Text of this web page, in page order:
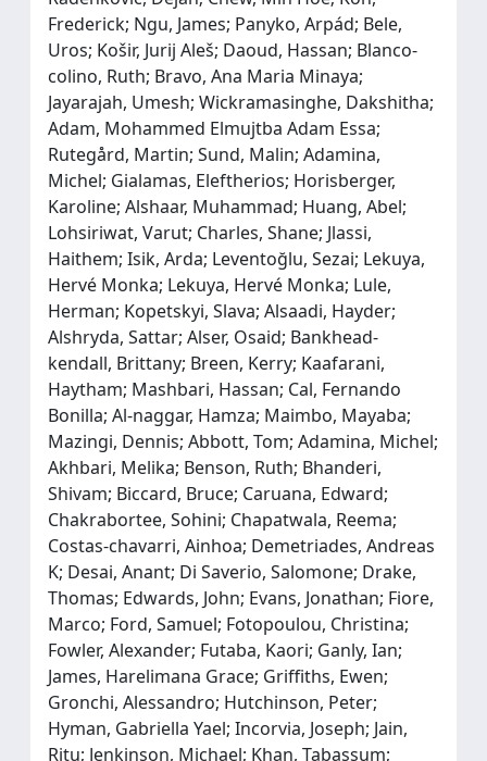
Frederick; Ngu, James; Panyko, Arpád; Bele,
Uros; Košir, Jurij Aleš; Daoud, Hassan; Blanco‐
colino, Ruth; Bravo, Ana Maria Minaya;
Jayarajah, Umesh; Wickramasinghe, Dakshitha;
Adam, Mohammed Elmujtba Adam Essa;
Rutegård, Martin; Sund, Malin; Adamina,
Michel; Gialamas, Eleftherios; Horisberger,
Karoline; Alshaar, Muhammad; Huang, Abel;
Lohsiriwat, Varut; Charles, Shane; Jlassi,
Haithem; Isik, Arda; Leventoğlu, Sezai; Lekuya,
Hervé Monka; Lekuya, Hervé Monka; Lule,
Herman; Kopetskyi, Slava; Alsaadi, Hayder;
Alshryda, Sattar; Alser, Osaid; Bankhead‐
kendall, Brittany; Breen, Kerry; Kaafarani,
Haytham; Mashbari, Hassan; Cal, Fernando
Bonilla; Al‐naggar, Hamza; Maimbo, Mayaba;
Mazingi, Dennis; Abbott, Tom; Adamina, Michel;
Akhbari, Melika; Benson, Ruth; Bhanderi,
Shivam; Biccard, Bruce; Caruana, Edward;
Chakrabortee, Sohini; Chapatwala, Reema;
Costas‐chavarri, Ainhoa; Demetriades, Andreas
K; Desai, Anant; Di Saverio, Salomone; Drake,
Thomas; Edwards, John; Evans, Jonathan; Fiore,
Marco; Ford, Samuel; Fotopoulou, Christina;
Fowler, Alexander; Futaba, Kaori; Ganly, Ian;
James, Harelimana Grace; Griffiths, Ewen;
Gronchi, Alessandro; Hutchinson, Peter;
Hyman, Gabriella Yael; Incorvia, Joseph; Jain,
Ritu; Jenkinson, Michael; Khan, Tabassum;